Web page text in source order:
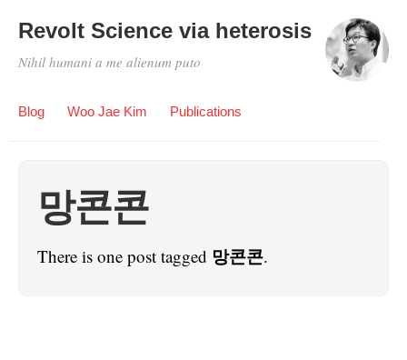
Revolt Science via heterosis
Nihil humani a me alienum puto
Blog Woo Jae Kim Publications
망콘콘
There is one post tagged 망콘콘.